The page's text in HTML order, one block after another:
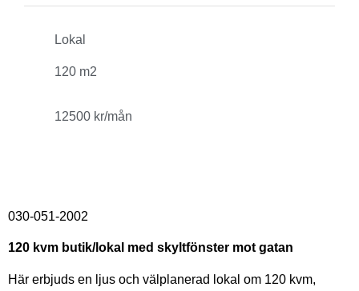
Lokal
120 m2
12500 kr/mån
030-051-2002
120 kvm butik/lokal med skyltfönster mot gatan
Här erbjuds en ljus och välplanerad lokal om 120 kvm,